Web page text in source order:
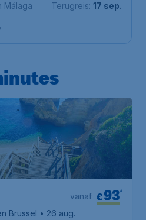
Málaga
Terugreis: 17 sep.
€93*
vanaf
Brussel • 26 aug.